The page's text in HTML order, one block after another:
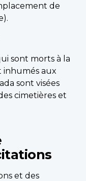
de
sont morts à la
inhumés aux
sont visées
cimetières et
et des